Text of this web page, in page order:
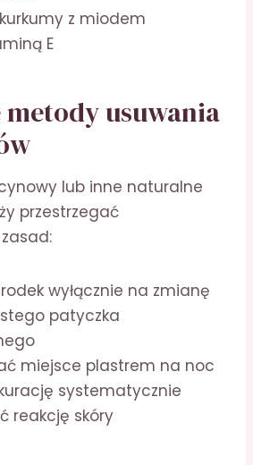
z miodem
E
usuwania
lub inne naturalne
przestrzegać
wyłącznie na zmianę
patyczka
miejsce plastrem na noc
systematycznie
reakcję skóry